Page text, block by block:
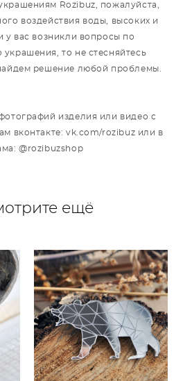
Rozibuz, пожалуйста,
воздействия воды, высоких и
у вас возникли вопросы по
то не стесняйтесь
решение любой проблемы.
изделия или видео с
вконтакте: vk.com/rozibuz или в
@rozibuzshop
ещё